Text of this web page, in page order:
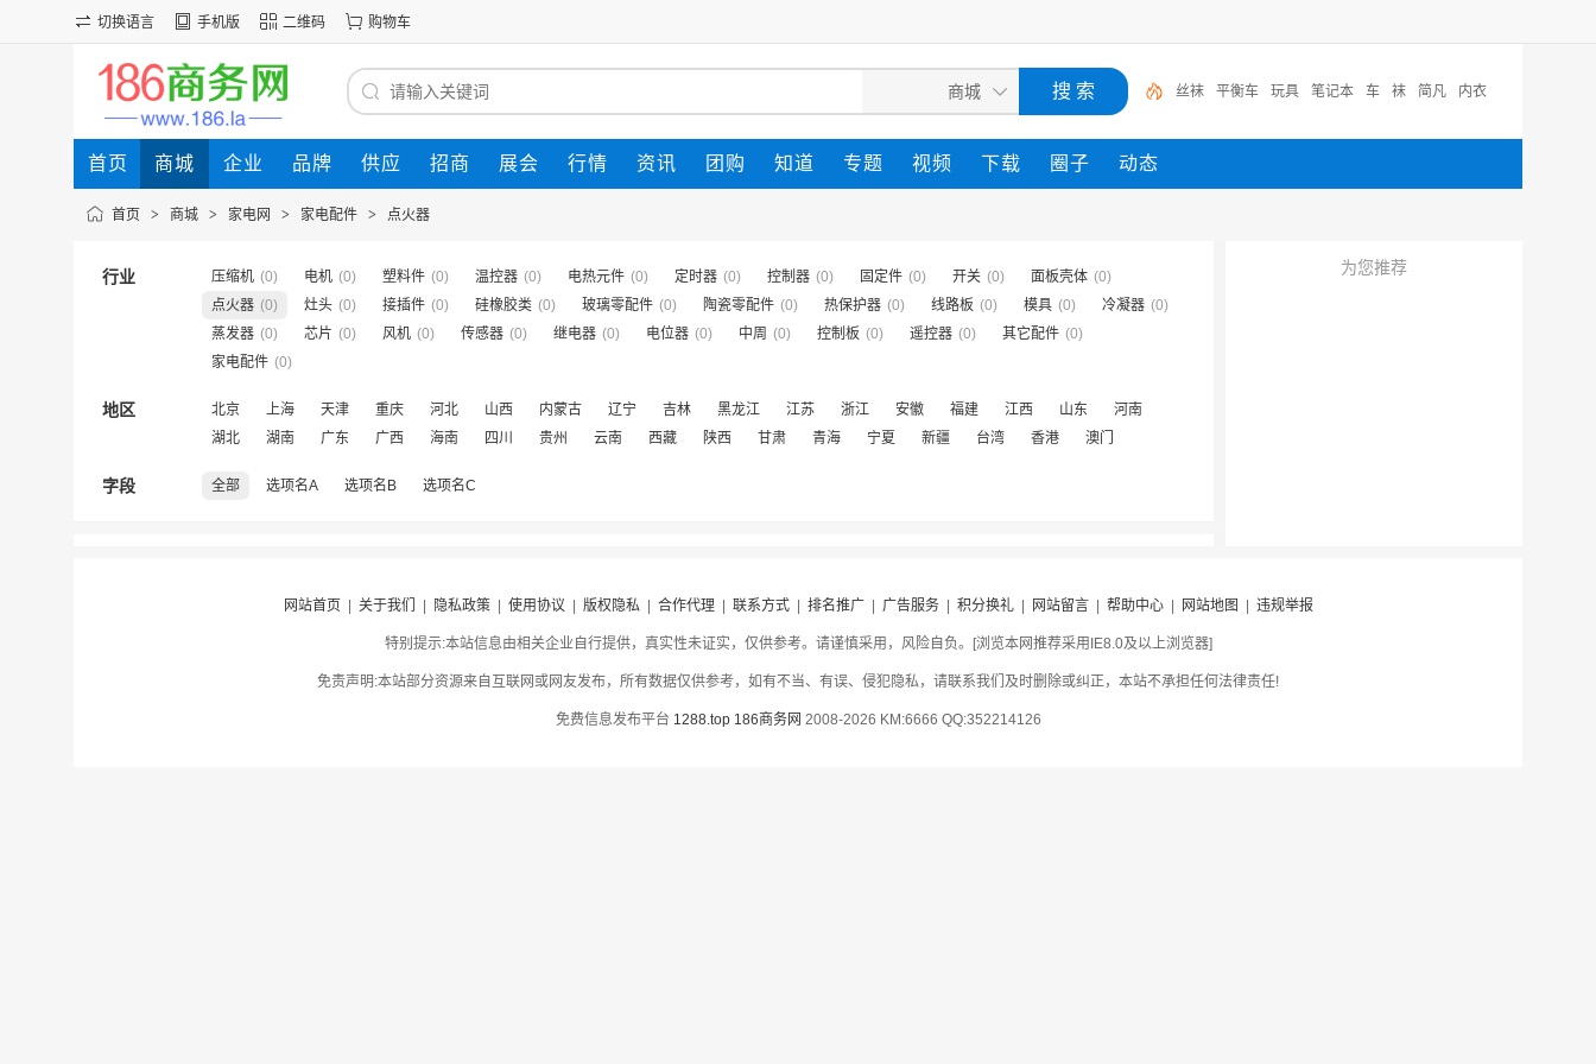
切换语言 手机版 二维码 购物车
丝袜 平衡车 玩具 笔记本 车 袜 简凡 内衣
首页 商城 企业 品牌 供应 招商 展会 行情 资讯 团购 知道 专题 视频 下载 圈子 动态
首页 > 商城 > 家电网 > 家电配件 > 点火器
行业 压缩机 (0) 电机 (0) 塑料件 (0) 温控器 (0) 电热元件 (0) 定时器 (0) 控制器 (0) 固定件 (0) 开关 (0) 面板壳体 (0)
点火器 (0) 灶头 (0) 接插件 (0) 硅橡胶类 (0) 玻璃零配件 (0) 陶瓷零配件 (0) 热保护器 (0) 线路板 (0) 模具 (0) 冷凝器 (0)
蒸发器 (0) 芯片 (0) 风机 (0) 传感器 (0) 继电器 (0) 电位器 (0) 中周 (0) 控制板 (0) 遥控器 (0) 其它配件 (0)
家电配件 (0)
地区 北京 上海 天津 重庆 河北 山西 内蒙古 辽宁 吉林 黑龙江 江苏 浙江 安徽 福建 江西 山东
河南
湖北
湖南 广东 广西 海南 四川 贵州 云南 西藏 陕西 甘肃 青海 宁夏 新疆 台湾 香港 澳门
字段 全部 选项名A 选项名B 选项名C
为您推荐
网站首页 关于我们 隐私政策| 使用协议 版权隐私| 合作代理| 联系方式| 排名推广| 广告服务| 积分换礼| 网站留言| 帮助中心| 网站地图 违规举报
特别提示:本站信息由相关企业自行提供，真实性未证实，仅供参考。请谨慎采用，风险自负。[浏览本网推荐采用IE8.0及以上浏览器]
免责声明:本站部分资源来自互联网或网友发布，所有数据仅供参考，如有不当、有误、侵犯隐私，请联系我们及时删除或纠正，本站不承担任何法律责任!
免费信息发布平台 1288.top 186商务网 2008-2026 KM:6666 QQ:352214126